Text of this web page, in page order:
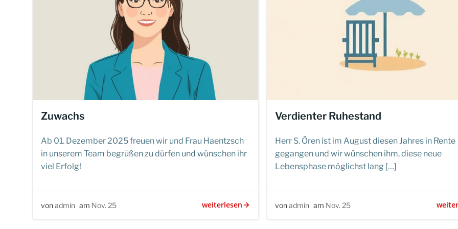
Zuwachs
Ab 01. Dezember 2025 freuen wir und Frau Haentzsch
in unserem Team begrüßen zu dürfen und wünschen ihr
viel Erfolg!
vonadmin am Nov. 25 weiterlesen
Verdienter Ruhestand
Herr S. Ören ist im August diesen Jahres in Rente
gegangen und wir wünschen ihm, diese neue
Lebensphase möglichst lang […]
vonadmin am Nov. 25